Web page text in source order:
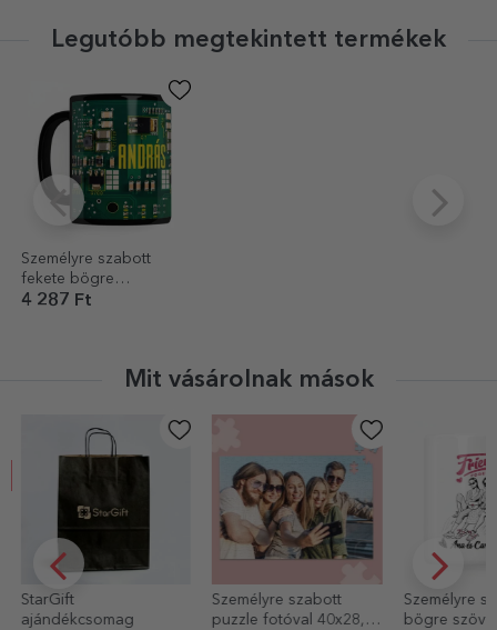
Legutóbb megtekintett termékek
Személyre szabott
fekete bögre
szöveggel az
4 287 Ft
Mit vásárolnak mások
Személyre szabott
puzzle fotóval 40x28,5
Személyre szabott
bögre szöveggel -
Egyedi
négyzet